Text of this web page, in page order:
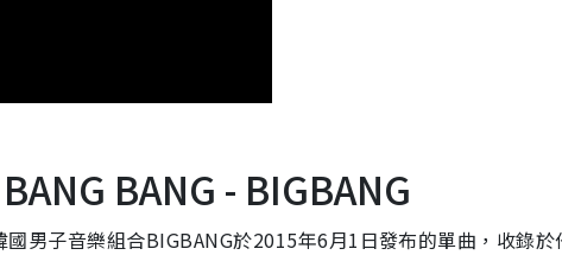
BANG - BIGBANG
國男子音樂組合BIGBANG於2015年6月1日發布的單曲，收錄於